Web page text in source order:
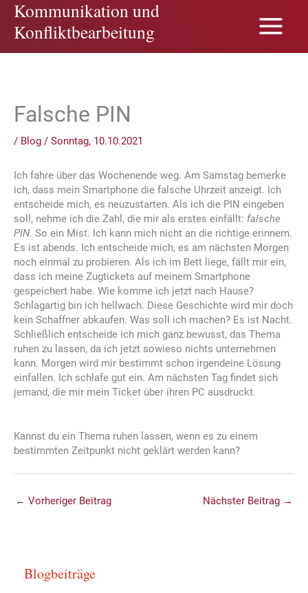
Zum
Inhalt
springen
Kommunikation und
Konfliktbearbeitung
Falsche PIN
/ Blog / Sonntag, 10.10.2021
Ich fahre über das Wochenende weg. Am Samstag bemerke
ich, dass mein Smartphone die falsche Uhrzeit anzeigt. Ich
entscheide mich, es neuzustarten. Als ich die PIN eingeben
soll, nehme ich die Zahl, die mir als erstes einfällt: falsche
PIN. So ein Mist. Ich kann mich nicht an die richtige erinnern.
Es ist abends. Ich entscheide mich, es am nächsten Morgen
noch einmal zu probieren. Als ich im Bett liege, fällt mir ein,
dass ich meine Zugtickets auf meinem Smartphone
gespeichert habe. Wie komme ich jetzt nach Hause?
Schlagartig bin ich hellwach. Diese Geschichte wird mir doch
kein Schaffner abkaufen. Was soll ich machen? Es ist Nacht.
Schließlich entscheide ich mich ganz bewusst, das Thema
ruhen zu lassen, da ich jetzt sowieso nichts unternehmen
kann. Morgen wird mir bestimmt schon irgendeine Lösung
einfallen. Ich schlafe gut ein. Am nächsten Tag findet sich
jemand, die mir mein Ticket über ihren PC ausdruckt.
Kannst du ein Thema ruhen lassen, wenn es zu einem
bestimmten Zeitpunkt nicht geklärt werden kann?
← Vorheriger Beitrag Nächster Beitrag →
Blogbeiträge